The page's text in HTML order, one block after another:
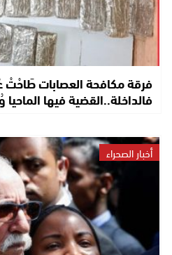
فالداخلة..القضية فيها
أخبار الصحراء